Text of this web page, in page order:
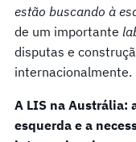
estão buscando à
de um importante
disputas e
internacionalmente.
A LIS na Austrália:
esquerda e a